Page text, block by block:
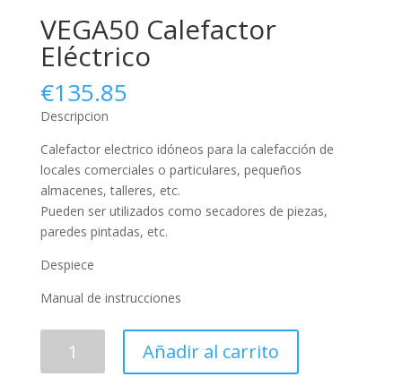
VEGA50 Calefactor
Eléctrico
€135.85
Descripcion
Calefactor electrico idóneos para la calefacción de
locales comerciales o particulares, pequeños
almacenes, talleres, etc.
Pueden ser utilizados como secadores de piezas,
paredes pintadas, etc.
Despiece
Manual de instrucciones
Calefactor
Añadir al carrito